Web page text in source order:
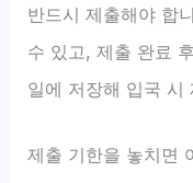
반드시 제출해야 합
수 있고, 제출 완료
일에 저장해 입국 시
제출 기한을 놓치면